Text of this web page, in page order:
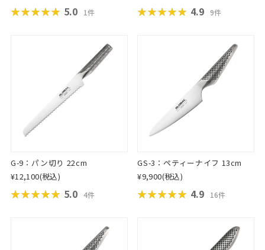
★★★★★
★★★★★ 5.0 1件 ★★★★★
★★★★★ 4.9 9件
G-9：パン切り 22cm
¥12,100(税込)
★★★★★
★★★★★ 5.0 4件
GS-3：ペティーナイフ 13cm
¥9,900(税込)
★★★★★
★★★★★ 4.9 16件